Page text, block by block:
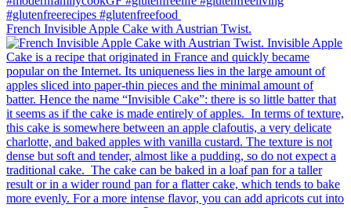
French Invisible Apple Cake with Austrian Twist.⁠